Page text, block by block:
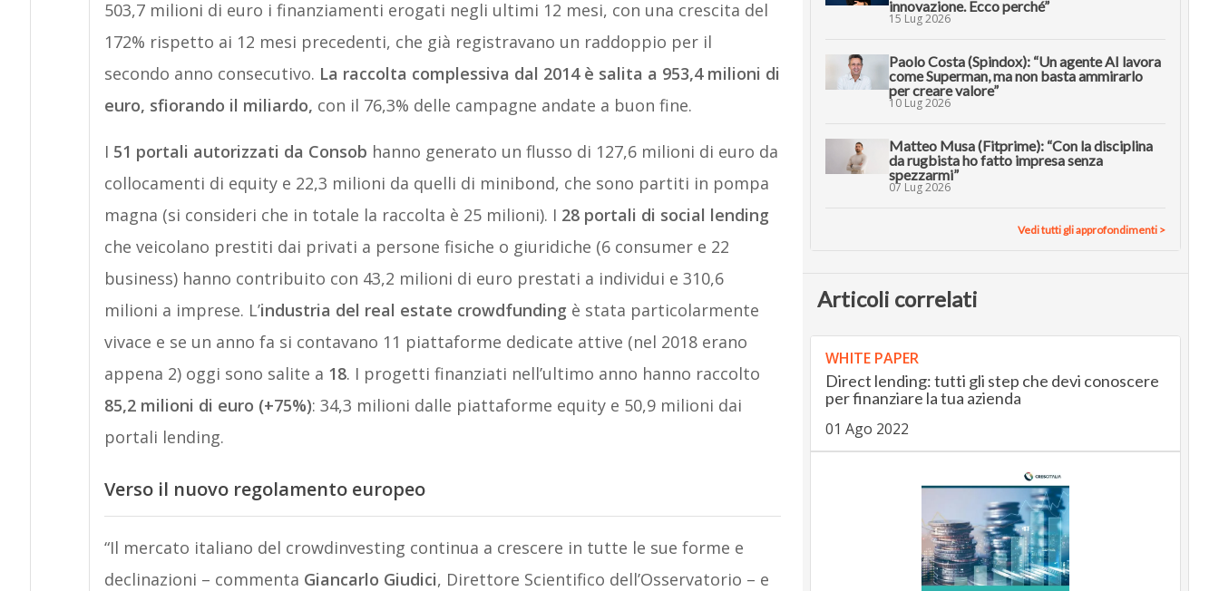
503,7 milioni di euro i finanziamenti erogati negli ultimi 12 mesi, con una crescita del
172% rispetto ai 12 mesi precedenti, che già registravano un raddoppio per il
secondo anno consecutivo. La raccolta complessiva dal 2014 è salita a 953,4 milioni di
euro, sfiorando il miliardo, con il 76,3% delle campagne andate a buon fine.
I 51 portali autorizzati da Consob hanno generato un flusso di 127,6 milioni di euro da
collocamenti di equity e 22,3 milioni da quelli di minibond, che sono partiti in pompa
magna (si consideri che in totale la raccolta è 25 milioni). I 28 portali di social lending
che veicolano prestiti dai privati a persone fisiche o giuridiche (6 consumer e 22
business) hanno contribuito con 43,2 milioni di euro prestati a individui e 310,6
milioni a imprese. L’industria del real estate crowdfunding è stata particolarmente
vivace e se un anno fa si contavano 11 piattaforme dedicate attive (nel 2018 erano
appena 2) oggi sono salite a 18. I progetti finanziati nell’ultimo anno hanno raccolto
85,2 milioni di euro (+75%): 34,3 milioni dalle piattaforme equity e 50,9 milioni dai
portali lending.
Verso il nuovo regolamento europeo
“Il mercato italiano del crowdinvesting continua a crescere in tutte le sue forme e
declinazioni – commenta Giancarlo Giudici, Direttore Scientifico dell’Osservatorio – e
innovazione. Ecco perché”
15 Lug 2026
Paolo Costa (Spindox): “Un agente AI lavora
come Superman, ma non basta ammirarlo
per creare valore”
10 Lug 2026
Matteo Musa (Fitprime): “Con la disciplina
da rugbista ho fatto impresa senza
spezzarmi”
07 Lug 2026
Vedi tutti gli approfondimenti >
Articoli correlati
WHITE PAPER
Direct lending: tutti gli step che devi conoscere
per finanziare la tua azienda
01 Ago 2022